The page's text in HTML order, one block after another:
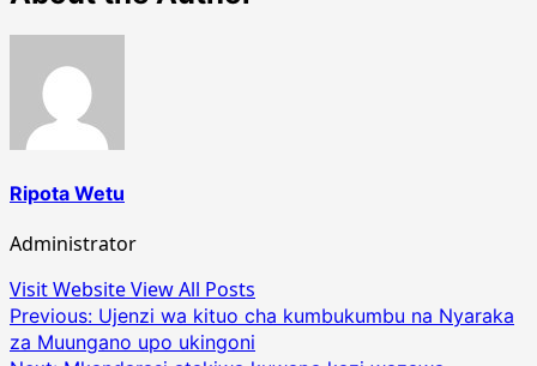
Ripota Wetu
Administrator
Visit WebsiteView All Posts
Post
navigation
Previous: Ujenzi wa kituo cha kumbukumbu na Nyaraka
za Muungano upo ukingoni